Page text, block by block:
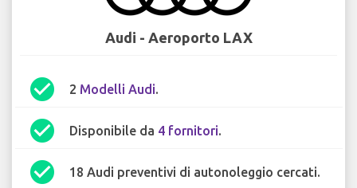
Audi - Aeroporto LAX
check_circle 2 Modelli Audi.
check_circle Disponibile da 4 fornitori.
check_circle 18 Audi preventivi di autonoleggio cercati.